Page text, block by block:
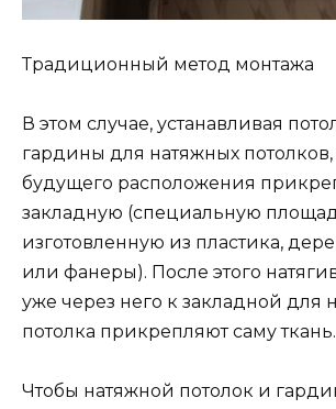
Традиционный метод монтажа
В этом случае, устанавливая
гардины для натяжных потолков,
будущего расположения
закладную (специальную
изготовленную из пластика,
или фанеры). После этого
уже через него к закладной для
потолка прикрепляют саму ткань.
Чтобы натяжной потолок и